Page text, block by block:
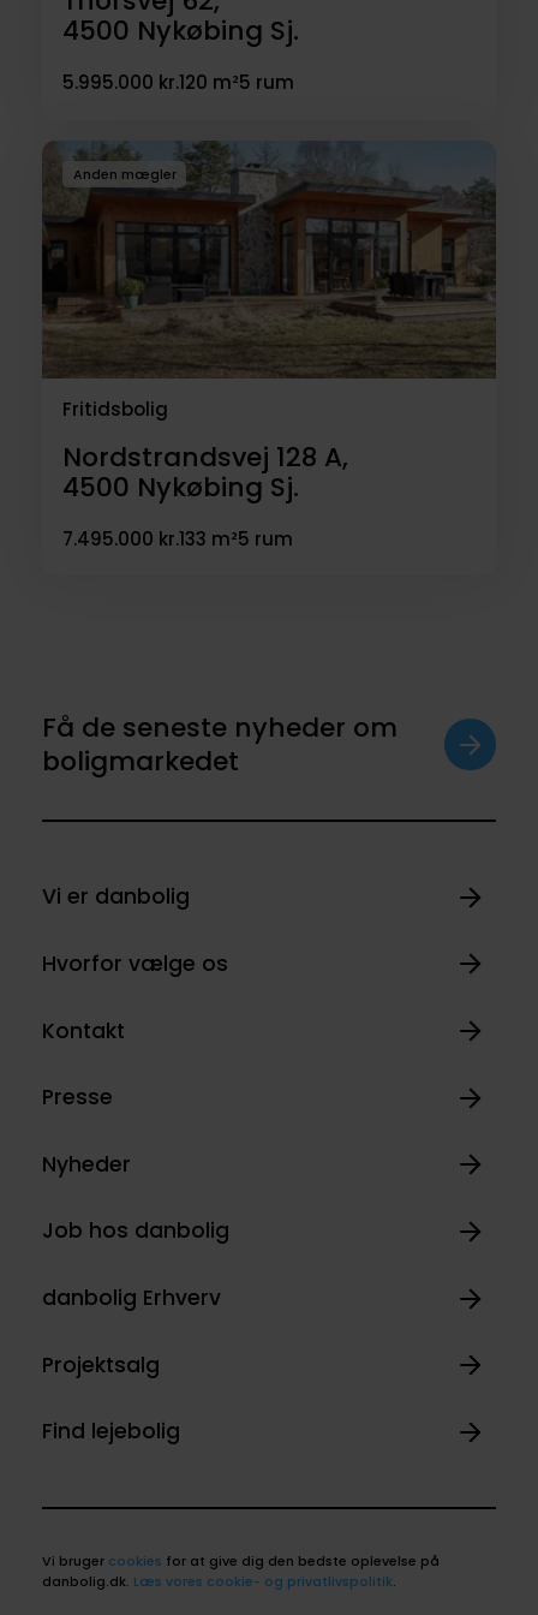
4500 Nykøbing Sj.
5.995.000 kr.120 m²5 rum
Anden mægler
Fritidsbolig
Nordstrandsvej 128 A,
4500 Nykøbing Sj.
7.495.000 kr.133 m²5 rum
Få de seneste nyheder om
boligmarkedet
Vi er danbolig
Hvorfor vælge os
Kontakt
Presse
Nyheder
Job hos danbolig
danbolig Erhverv
Projektsalg
Find lejebolig
Vi bruger cookies for at give dig den bedste oplevelse på
danbolig.dk. Læs vores cookie- og privatlivspolitik.